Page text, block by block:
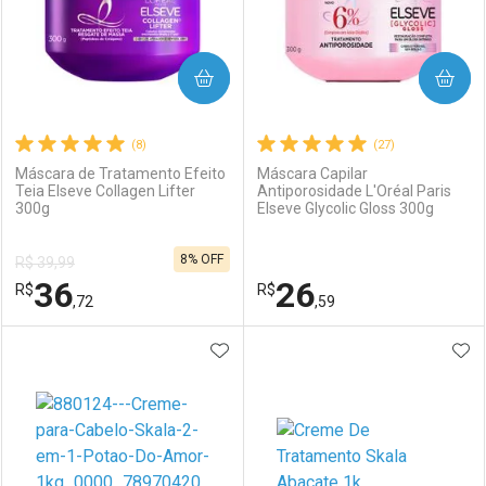
(8)
Máscara de Tratamento Efeito
Teia Elseve Collagen Lifter
300g
R$ 39,99
R$36,72
8% OFF
COMPRAR
Laboratório
Por Menos
(27)
Máscara Capilar
Antiporosidade L'Oréal Paris
Elseve Glycolic Gloss 300g
R$26,59
COMPRAR
Laboratório
Por Menos
ADICIONAR AOS FAVORITOS